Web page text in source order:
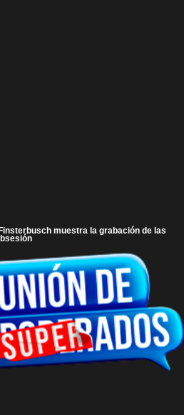
muestra la grabación de las